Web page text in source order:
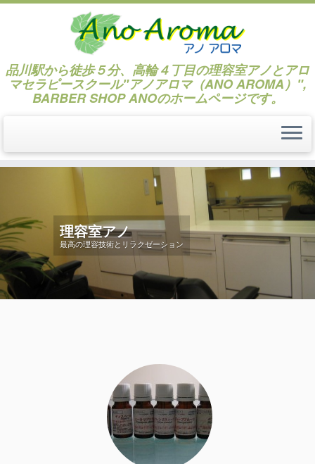
ン
ツ
へ
ス
キ
ッ
品川駅から徒歩５分、高輪４丁目の理容室アノとアロ
マセラピースクール"アノアロマ（ANO AROMA）",
BARBER SHOP ANOのホームページです。
理容室アノ
最高の理容技術とリラクゼーション